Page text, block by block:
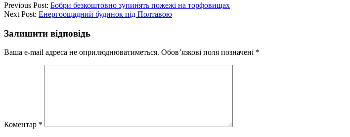
Previous Post: Бобри безкоштовно зупинять пожежі на торфовищах
Next Post: Енергоощадний будинок під Полтавою
Залишити відповідь
Ваша e-mail адреса не оприлюднюватиметься. Обов’язкові поля позначені *
Коментар *